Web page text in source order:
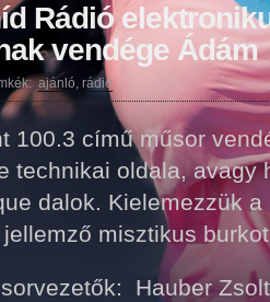
Rádió
vendége Ádám
ajánló, rádió
100.3 című műsor
technikai oldala, avagy
dalok. Kielemezzük a
misztikus
Hauber